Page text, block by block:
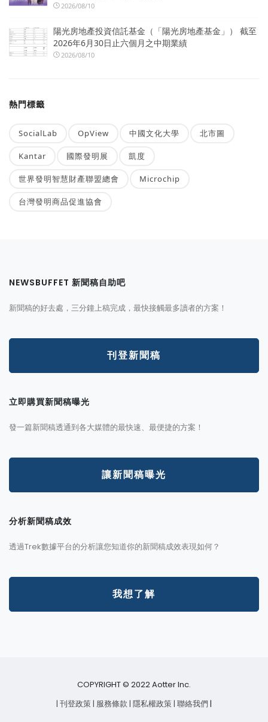
2026/08/10
陽光房地產投資信託基金（「陽光房地產基金」） 截至
2026年6月30日止六個月之中期業績
2026/08/10
熱門標籤
SocialLab OpView 中國文化大學 北市圖
Kantar 國際發明展 凱度
世界發明智慧財產聯盟總會 Microchip
台灣發明商品促進協會
NEWSBUFFET 新聞稿自助吧
新聞稿的好去處，三分鐘上稿完成，最快接觸最多讀者的方案！
刊登新聞稿
立即購買新聞稿曝光
發一篇新聞稿透通到各大媒體的最快速、最便捷的方案！
讓新聞稿曝光
分析新聞稿成效
透過Trek數據平台的分析讓您知道你的新聞稿成效表現如何？
我想了解
COPYRIGHT © 2022 Aotter Inc.
| 刊登政策| 服務條款 | 隱私權政策| 聯絡我們 |